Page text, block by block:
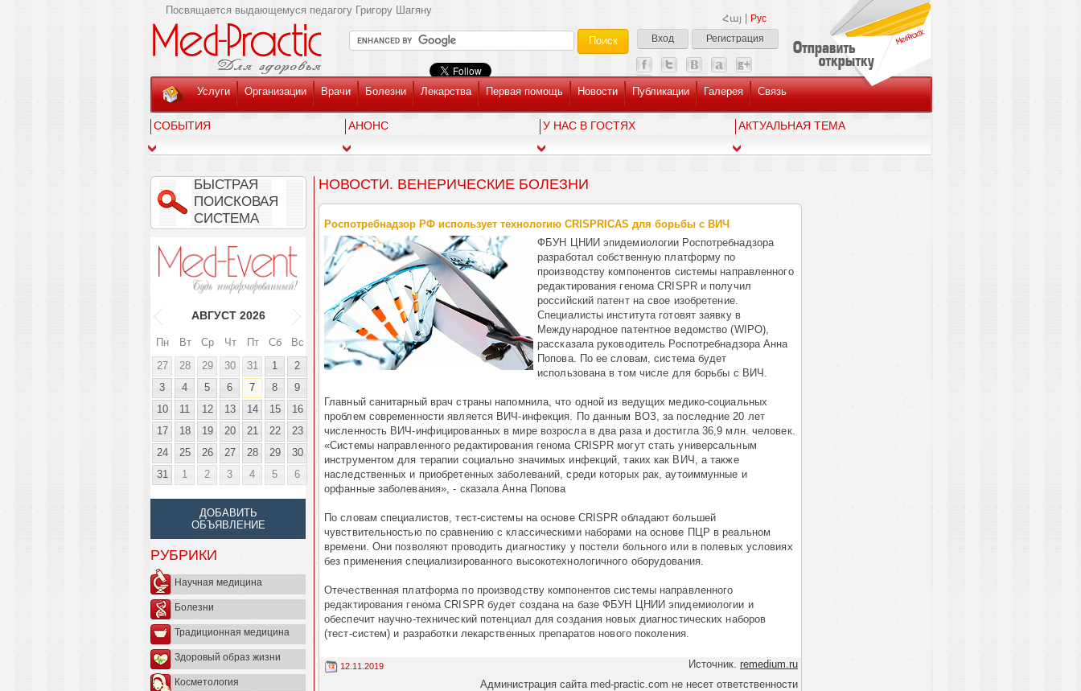
Հայ
Рус
Вход
Регистрация
Посвящается выдающемуся педагогу Григору Шагяну
Услуги Организации Врачи Болезни Лекарства Первая помощь Новости Публикации Галерея Связь
СОБЫТИЯ АНОНС У НАС В ГОСТЯХ AКТУАЛЬНАЯ ТЕМА
БЫСТРАЯ
ПОИСКОВАЯ
СИСТЕМА
АВГУСТ 2026
Пн Вт Ср Чт Пт Сб
Вс
27
28 29 30 31 1
2
3
4 5 6 7 8
9
10
11 12 13 14 15
16
17
18 19 20 21 22
23
24
25 26 27 28 29
30
31
1 2 3 4 5 6
ДОБАВИТЬ
ОБЪЯВЛЕНИЕ
РУБРИКИ
Научная медицина
Болезни
Традиционная медицина
Здоровый образ жизни
Косметология
НОВОСТИ. ВЕНЕРИЧЕСКИЕ БОЛЕЗНИ
Роспотребнадзор РФ использует технологию CRISPRICAS для борьбы с ВИЧ
ФБУН ЦНИИ эпидемиологии Роспотребнадзора
разработал собственную платформу по
производству компонентов системы направленного
редактирования генома CRISPR и получил
российский патент на свое изобретение.
Специалисты института готовят заявку в
Международное патентное ведомство (WIPO),
рассказала руководитель Роспотребнадзора Анна
Попова. По ее словам, система будет
использована в том числе для борьбы с ВИЧ.
Главный санитарный врач страны напомнила, что одной из ведущих медико-социальных
проблем современности является ВИЧ-инфекция. По данным ВОЗ, за последние 20 лет
численность ВИЧ-инфицированных в мире возросла в два раза и достигла 36,9 млн. человек.
«Системы направленного редактирования генома CRISPR могут стать универсальным
инструментом для терапии социально значимых инфекций, таких как ВИЧ, а также
наследственных и приобретенных заболеваний, среди которых рак, аутоиммунные и
орфанные заболевания», - сказала Анна Попова
По словам специалистов, тест-системы на основе CRISPR обладают большей
чувствительностью по сравнению с классическими наборами на основе ПЦР в реальном
времени. Они позволяют проводить диагностику у постели больного или в полевых условиях
без применения специализированного высокотехнологичного оборудования.
Отечественная платформа по производству компонентов системы направленного
редактирования генома CRISPR будет создана на базе ФБУН ЦНИИ эпидемиологии и
обеспечит научно-технический потенциал для создания новых диагностических наборов
(тест-систем) и разработки лекарственных препаратов нового поколения.
12.11.2019 Источник. remedium.ru
Администрация сайта med-practic.com не несет ответственности